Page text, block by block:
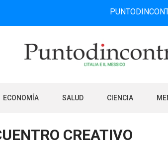
PUNTODINCONTRO,
ECONOMÍA SALUD CIENCIA
CREATIVO